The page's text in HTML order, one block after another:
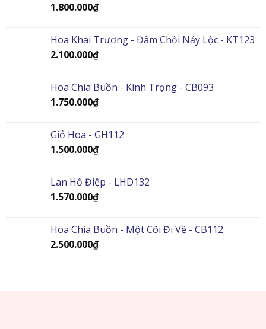
1.800.000₫
Hoa Khai Trương - Đâm Chồi Nảy Lộc - KT123
2.100.000₫
Hoa Chia Buồn - Kính Trọng - CB093
1.750.000₫
Giỏ Hoa - GH112
1.500.000₫
Lan Hồ Điệp - LHD132
1.570.000₫
Hoa Chia Buồn - Một Cõi Đi Về - CB112
2.500.000₫